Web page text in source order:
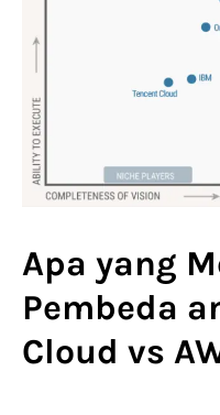
Apa yang
Pembeda
Cloud vs